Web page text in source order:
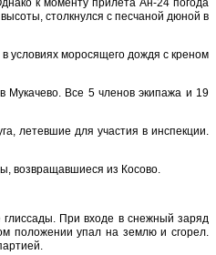
к моменту прилёта Ан-24 погода
столкнулся с песчаной дюной в
условиях моросящего дождя с креном
Мукачево. Все 5 членов экипажа и 19
летевшие для участия в инспекции.
возвращавшиеся из Косово.
При входе в снежный заряд
положении упал на землю и сгорел.